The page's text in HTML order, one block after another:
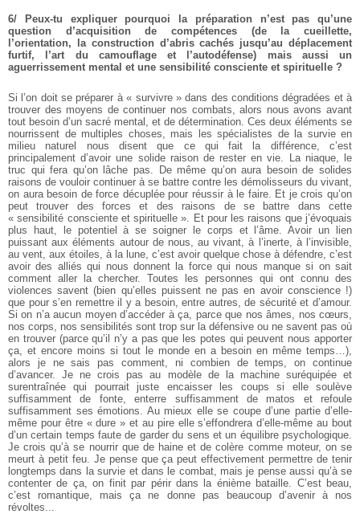
6/ Peux-tu expliquer pourquoi la préparation n’est pas qu’une
question d’acquisition de compétences (de la cueillette,
l’orientation, la construction d’abris cachés jusqu’au déplacement
furtif, l’art du camouflage et l’autodéfense) mais aussi un
aguerrissement mental et une sensibilité consciente et spirituelle ?
Si l’on doit se préparer à « survivre » dans des conditions dégradées et à
trouver des moyens de continuer nos combats, alors nous avons avant
tout besoin d’un sacré mental, et de détermination. Ces deux éléments se
nourrissent de multiples choses, mais les spécialistes de la survie en
milieu naturel nous disent que ce qui fait la différence, c’est
principalement d’avoir une solide raison de rester en vie. La niaque, le
truc qui fera qu’on lâche pas. De même qu’on aura besoin de solides
raisons de vouloir continuer à se battre contre les démolisseurs du vivant,
on aura besoin de force décuplée pour réussir à le faire. Et je crois qu’on
peut trouver des forces et des raisons de se battre dans cette
« sensibilité consciente et spirituelle ». Et pour les raisons que j’évoquais
plus haut, le potentiel à se soigner le corps et l’âme. Avoir un lien
puissant aux éléments autour de nous, au vivant, à l’inerte, à l’invisible,
au vent, aux étoiles, à la lune, c’est avoir quelque chose à défendre, c’est
avoir des alliés qui nous donnent la force qui nous manque si on sait
comment aller la chercher. Toutes les personnes qui ont connu des
violences savent (bien qu’elles puissent ne pas en avoir conscience !)
que pour s’en remettre il y a besoin, entre autres, de sécurité et d’amour.
Si on n’a aucun moyen d’accéder à ça, parce que nos âmes, nos cœurs,
nos corps, nos sensibilités sont trop sur la défensive ou ne savent pas où
en trouver (parce qu’il n’y a pas que les potes qui peuvent nous apporter
ça, et encore moins si tout le monde en a besoin en même temps…),
alors je ne sais pas comment, ni combien de temps, on continue
d’avancer. Je ne crois pas au modèle de la machine suréquipée et
surentraînée qui pourrait juste encaisser les coups si elle soulève
suffisamment de fonte, enterre suffisamment de matos et refoule
suffisamment ses émotions. Au mieux elle se coupe d’une partie d’elle-
même pour être « dure » et au pire elle s’effondrera d’elle-même au bout
d’un certain temps faute de garder du sens et un équilibre psychologique.
Je crois qu’à se nourrir que de haine et de colère comme moteur, on se
meurt à petit feu. Je pense que ça peut effectivement permettre de tenir
longtemps dans la survie et dans le combat, mais je pense aussi qu’à se
contenter de ça, on finit par périr dans la énième bataille. C’est beau,
c’est romantique, mais ça ne donne pas beaucoup d’avenir à nos
révoltes...